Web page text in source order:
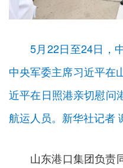
5月22日至24日，
中央军委主席习近平在
近平在日照港亲切慰问
航运人员。新华社记者
山东港口集团负责